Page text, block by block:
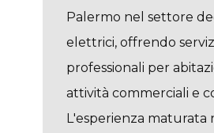
Palermo nel settore
elettrici, offrendo
professionali per
attività commerciali e
L'esperienza maturata